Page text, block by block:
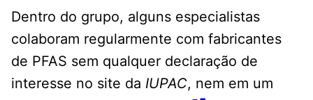
Dentro do grupo, alguns especialistas
colaboram regularmente com fabricantes
de PFAS sem qualquer declaração de
interesse no site da IUPAC, nem em um